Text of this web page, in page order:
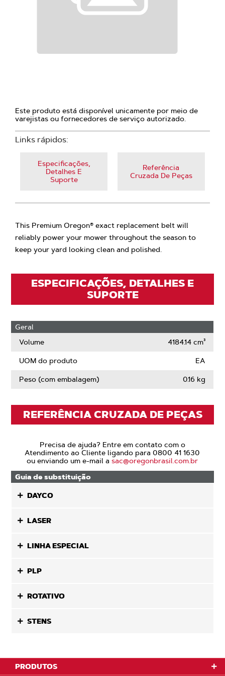
Este produto está disponível unicamente por meio de
varejistas ou fornecedores de serviço autorizado.
Links rápidos:
Especificações,
Detalhes E
Suporte
Referência
Cruzada De Peças
This Premium Oregon® exact replacement belt will
reliably power your mower throughout the season to
keep your yard looking clean and polished.
ESPECIFICAÇÕES, DETALHES E
SUPORTE
Geral
Volume
4184.14 cm³
UOM do produto EA
Peso (com embalagem) 0.16 kg
REFERÊNCIA CRUZADA DE PEÇAS
Precisa de ajuda? Entre em contato com o
Atendimento ao Cliente ligando para 0800 41 1630
ou enviando um e-mail asac@oregonbrasil.com.br
Guia de substituição
DAYCO
LASER
LINHA ESPECIAL
PLP
ROTATIVO
STENS
PRODUTOS